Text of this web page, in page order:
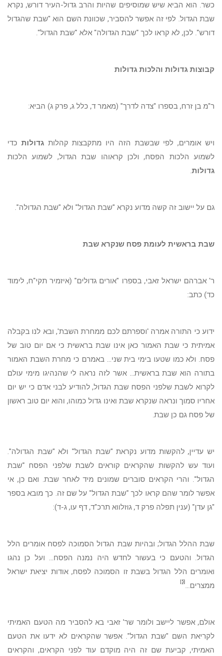
כשר. הוא הביא שיש שמוסיפים שהיות והרב גדול-העיר דורש, נקרא
שבת הגדול. לפי זה אפשר להסביר, שכוונת השם הוא "שבת שהגדול
דורש". לכן, לא קראו לכך "שבת הגדולה" אלא "שבת הגדול".
קבוצות גדולות והלכות גדולות
ר"מ בן זרח, בספרו "צדה לדרך" (מאמר ד, כלל ג, פרק ג) הביא:
ויש אומרים, לפי שבשבת הזה היו מתקבצות קהלותגדולות כדי
לשמוע הלכות הפסח, ולכן קראוהו שבת הגדול, לשמוע הלכות
גדולות.
גם על יישוב זה קשה מדוע נקרא "שבת הגדול" ולא "שבת הגדולה".
שבת בראשית לעומת פסח שנקרא שבת
ר' אברהם ישראל זאבי, בספרו "אורים גדולים" (איזמיר תקי"ח, לימוד
כד) כתב:
ידוע כי התורה אמרה 'וספרתם לכם ממחרת השבת', ובא לנו בקבלה
אמיתית כי שבת האמור כאן אינו שבת בראשית כי אם יום טוב של
פסח. ולא כמו שטעו בימי בית שני... באמרם כי מחרת השבת האמור
בתורה הוא שבת בראשית... אשר לזה נראה לי שהנהיגו מימי עולם
לקרוא לשבת שלפני הפסח שבת הגדול, להודיע לבני אדם כי יש יום
אחריו סמוך ונראה שנקרא שבת ואינו גדול כמוהו, והוא יום טוב ראשון
של פסח גם כן שבת.
יש עדיין, להקשות מדוע נקראת "שבת הגדול" ולא "שבת הגדולה".
ועוד עש להקשות שהקראים קוראים לשבת שלפני הפסח "שבת
הגדול". והרי הקראים סוברים שמונים מיד לאחר שבת. ואם כן, אי
אפשר לומר שהם קראו לכך "שבת הגדול" על שם זה. כך מובא בספר
"גן עדן" (ענין תפלה פרק ד, גוזלווא תרכ"ד, דף עו, ג-ד):
שבת ההלל הגדול; ובהיות שבת הגדול הסמוכה לפסח אומרים הלל
הגדול. והטעם כי בעשור לחדש היה נמנה הפסח... ועל כן נהגו
ואומרים הלל הגדול בשבת זו הסמוכה לפסח, אודות יציאת ישראל
ממצרים... [5]
אולם, אפשר ליישב ולומר שר' זאבי בא להסביר מה הטעם האמיתי
לקריאת השם "שבת הגדול". אפשר שהקראים לא ידעו את הטעם
האמיתי, קביעת שם זה היה מוקדם עוד לפני הקראים, והקראים